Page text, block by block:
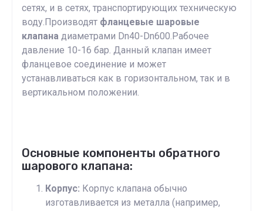
сетях, и в сетях, транспортирующих техническую
воду.Производят фланцевые шаровые
клапана диаметрами Dn40-Dn600.Рабочее
давление 10-16 бар. Данный клапан имеет
фланцевое соединение и может
устанавливаться как в горизонтальном, так и в
вертикальном положении.
Основные компоненты обратного
шарового клапана:
Корпус: Корпус клапана обычно
изготавливается из металла (например,